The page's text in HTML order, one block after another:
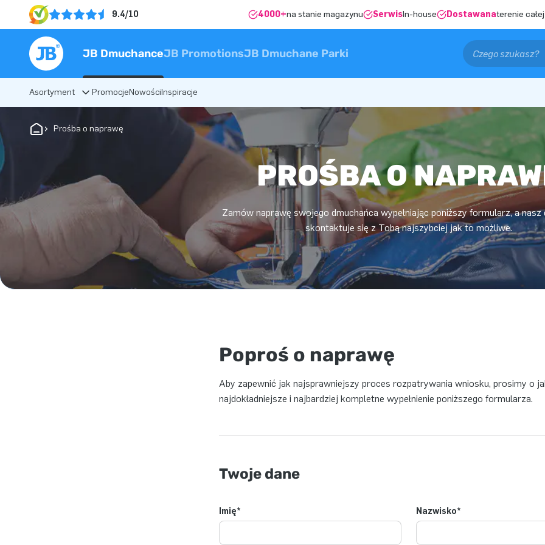
9.4/10 4000+na stanie magazynu SerwisIn-house Dostawanaterenie
JB DmuchanceJB PromotionsJB Dmuchane Parki
Asortyment PromocjeNowościInspiracje
Prośba o naprawę
PROŚBA O
Zamów naprawę swojego dmuchańca wypełniając poniższy formularz, a nasz
skontaktuje się z Tobą najszybciej jak to możliwe.
Poproś o naprawę
Aby zapewnić jak najsprawniejszy proces rozpatrywania wniosku, prosimy o
najdokładniejsze i najbardziej kompletne wypełnienie poniższego formularza.
Twoje dane
Imię* Nazwisko*